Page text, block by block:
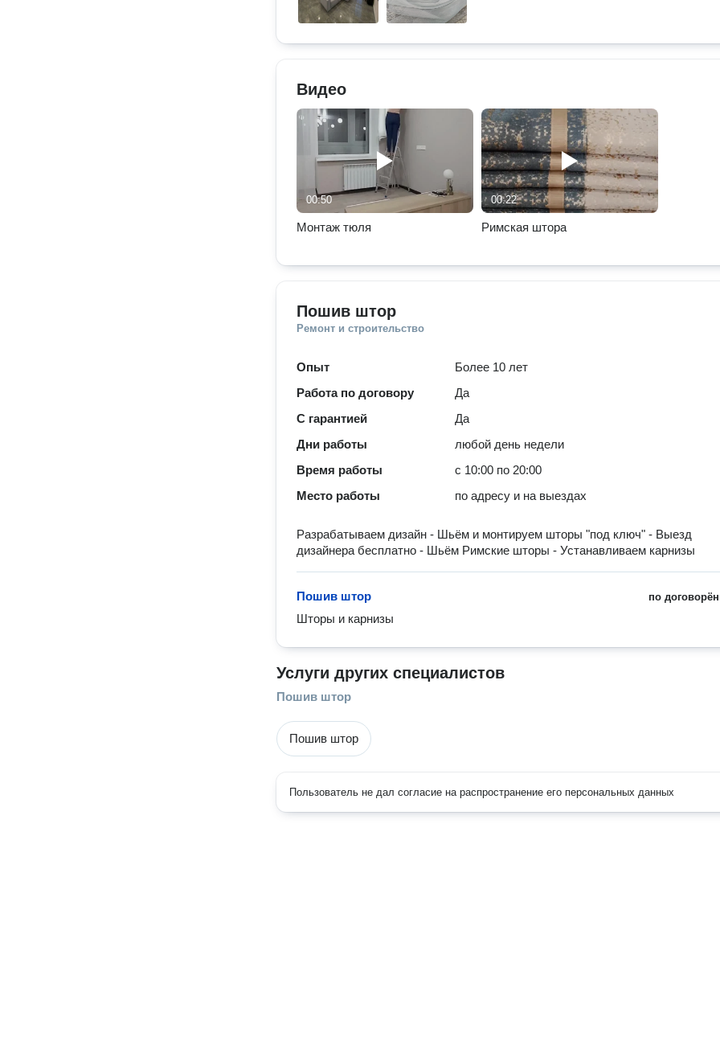
Видео
00:50
Монтаж тюля
00:22
Римская штора
Пошив штор
Ремонт и строительство
Опыт
Более 10 лет
Работа по договору
Да
С гарантией
Да
Дни работы
любой день недели
Время работы
с 10:00 по 20:00
Место работы
по адресу и на выездах
Разрабатываем дизайн - Шьём и монтируем шторы "под ключ" - Выезд
дизайнера бесплатно - Шьём Римские шторы - Устанавливаем карнизы
по
Пошив штор
Шторы и карнизы
Услуги других специалистов
Пошив штор
Пошив штор
Пользователь не дал согласие на распространение его персональных данных